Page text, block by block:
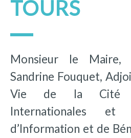
TOURS
Monsieur le Maire,
Sandrine Fouquet,
Vie de la Cité
Internationales et
d’Information et de